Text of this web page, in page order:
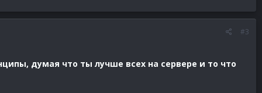
#3
думая что ты лучше всех на сервере и то что